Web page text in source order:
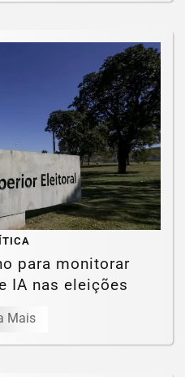
para monitorar
IA nas eleições
Mais